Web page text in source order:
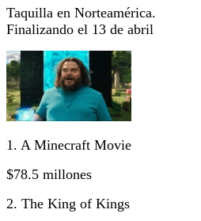
Taquilla en Norteamérica.
Finalizando el 13 de abril
1. A Minecraft Movie
$78.5 millones
2. The King of Kings